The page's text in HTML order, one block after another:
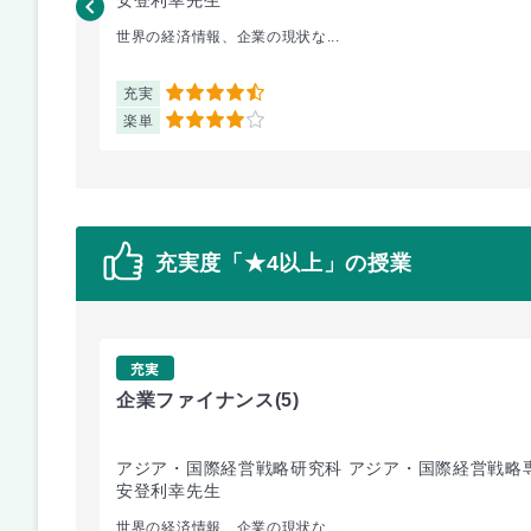
世界の経済情報、企業の現状な...
充実 4.5
楽単 4
充実度「★4以上」の授業
充実
企業ファイナンス(5)
アジア・国際経営戦略研究科 アジア・国際経営戦略
安登利幸先生
世界の経済情報、企業の現状な...